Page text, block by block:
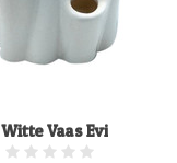
Witte Vaas Evi